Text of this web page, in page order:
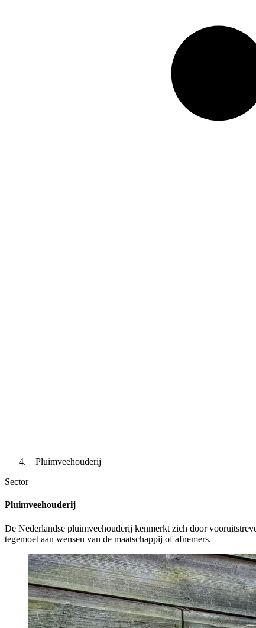
Pluimveehouderij
Sector
Pluimveehouderij
De Nederlandse pluimveehouderij kenmerkt zich door
tegemoet aan wensen van de maatschappij of afnemers.